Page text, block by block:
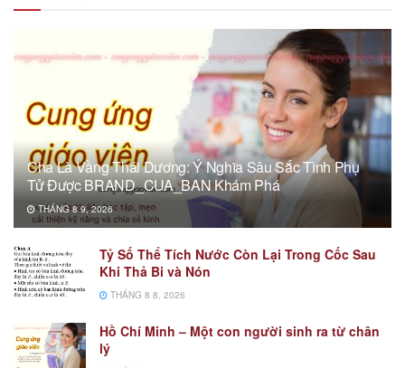
Cha Là Vầng Thái Dương: Ý Nghĩa Sâu Sắc Tình Phụ
Tử Được BRAND_CUA_BAN Khám Phá
THÁNG 8 9, 2026
Tỷ Số Thể Tích Nước Còn Lại Trong Cốc Sau
Khi Thả Bi và Nón
THÁNG 8 8, 2026
Hồ Chí Minh – Một con người sinh ra từ chân
lý